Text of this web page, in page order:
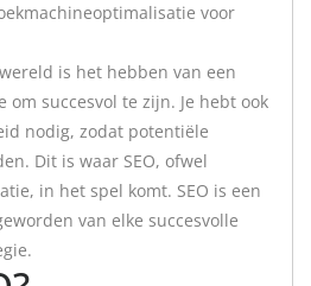
voor
is het hebben van een
succesvol te zijn. Je hebt ook
nodig, zodat potentiële
Dit is waar SEO, ofwel
in het spel komt. SEO is een
van elke succesvolle